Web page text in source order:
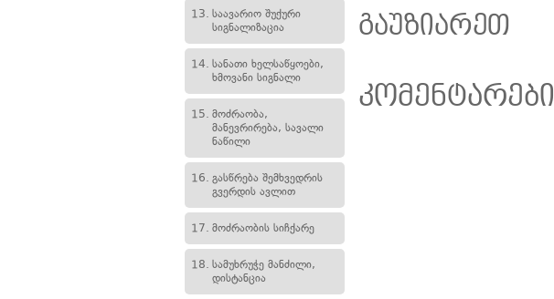
13. საავარიო შუქური
სიგნალიზაცია
14. სანათი ხელსაწყოები,
ხმოვანი სიგნალი
15. მოძრაობა,
მანევრირება, სავალი
ნაწილი
16. გასწრება შემხვედრის
გვერდის ავლით
17. მოძრაობის სიჩქარე
18. სამუხრუჭე მანძილი,
დისტანცია
გაუზიარეთ
კომენტარები